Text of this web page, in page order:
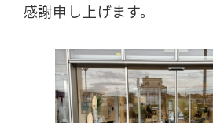
感謝申し上げます。